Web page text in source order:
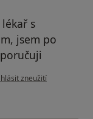
s
jsem po
názoru uživatele Demko
zneužití